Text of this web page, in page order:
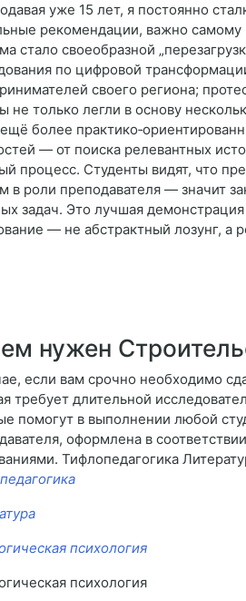
уже 15 лет, я постоянно
рекомендации, важно самому
стало своеобразной
по цифровой
своего региона;
не только легли в основу
более
— от поиска релевантных
процесс. Студенты видят, что
в роли преподавателя — значит
задач. Это лучшая
— не абстрактный лозунг, а
нужен
если вам срочно необходимо
требует длительной
помогут в выполнении любой
оформлена в
Тифлопедагогика
психология
психология